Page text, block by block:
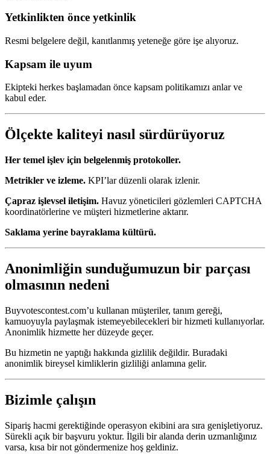
Yetkinlikten önce yetkinlik
Resmi belgelere değil, kanıtlanmış yeteneğe göre işe alıyoruz.
Kapsam ile uyum
Ekipteki herkes başlamadan önce kapsam politikamızı anlar ve
kabul eder.
Ölçekte kaliteyi nasıl sürdürüyoruz
Her temel işlev için belgelenmiş protokoller.
Metrikler ve izleme. KPI’lar düzenli olarak izlenir.
Çapraz işlevsel iletişim. Havuz yöneticileri gözlemleri CAPTCHA
koordinatörlerine ve müşteri hizmetlerine aktarır.
Saklama yerine bayraklama kültürü.
Anonimliğin sunduğumuzun bir parçası
olmasının nedeni
Buyvotescontest.com’u kullanan müşteriler, tanım gereği,
kamuoyuyla paylaşmak istemeyebilecekleri bir hizmeti kullanıyorlar.
Anonimlik hizmette her düzeyde geçer.
Bu hizmetin ne yaptığı hakkında gizlilik değildir. Buradaki
anonimlik bireysel kimliklerin gizliliği anlamına gelir.
Bizimle çalışın
Sipariş hacmi gerektiğinde operasyon ekibini ara sıra genişletiyoruz.
Sürekli açık bir başvuru yoktur. İlgili bir alanda derin uzmanlığınız
varsa, kısa bir not göndermenize hoş geldiniz.